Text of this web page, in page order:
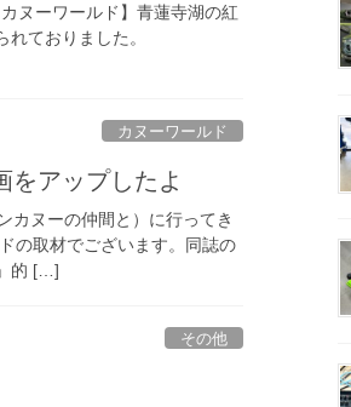
ヌーワールド】青蓮寺湖の紅
れておりました。
カヌーワールド
をアップしたよ
カヌーの仲間と）に行ってき
の取材でございます。同誌の
的 […]
その他